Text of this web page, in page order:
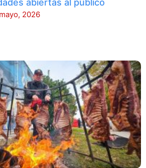
abiertas al público
2026